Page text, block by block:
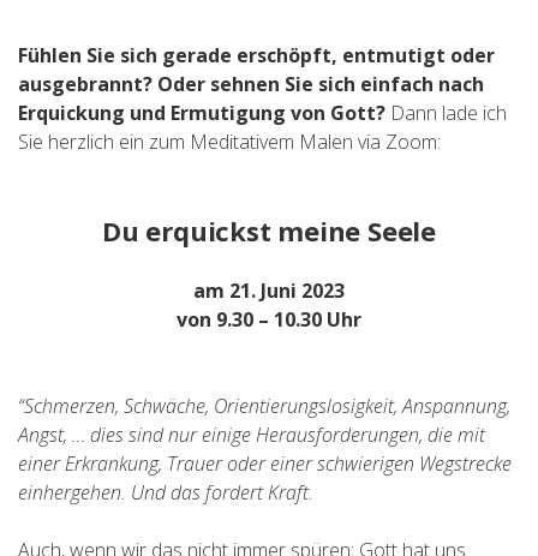
Fühlen Sie sich gerade erschöpft, entmutigt oder
ausgebrannt? Oder sehnen Sie sich einfach nach
Erquickung und Ermutigung von Gott? Dann lade ich
Sie herzlich ein zum Meditativem Malen via Zoom:
Du erquickst meine Seele
am 21. Juni 2023
von 9.30 – 10.30 Uhr
“Schmerzen, Schwäche, Orientierungslosigkeit, Anspannung,
Angst, … dies sind nur einige Herausforderungen, die mit
einer Erkrankung, Trauer oder einer schwierigen Wegstrecke
einhergehen. Und das fordert Kraft.
Auch, wenn wir das nicht immer spüren: Gott hat uns